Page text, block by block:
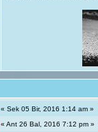
« Sek 05 Bir, 2016 1:14 am »
« Ant 26 Bal, 2016 7:12 pm »